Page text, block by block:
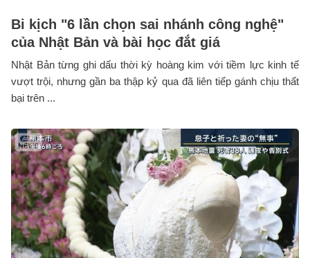
Bi kịch "6 lần chọn sai nhánh công nghệ"
của Nhật Bản và bài học đắt giá
Nhật Bản từng ghi dấu thời kỳ hoàng kim với tiềm lực kinh tế
vượt trội, nhưng gần ba thập kỷ qua đã liên tiếp gánh chịu thất
bại trên ...